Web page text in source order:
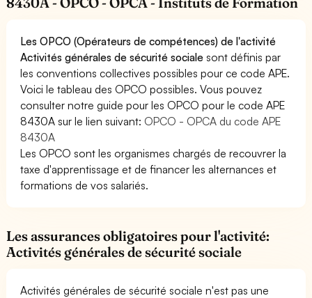
Les OPCO (Opérateurs de compétences) de l'activité
Activités générales de sécurité sociale sont définis par
les conventions collectives possibles pour ce code APE.
Voici le tableau des OPCO possibles. Vous pouvez
consulter notre guide pour les OPCO pour le code APE
8430A sur le lien suivant: OPCO - OPCA du code APE
8430A
Les OPCO sont les organismes chargés de recouvrer la
taxe d'apprentissage et de financer les alternances et
formations de vos salariés.
Les assurances obligatoires pour l'activité:
Activités générales de sécurité sociale
Activités générales de sécurité sociale n'est pas une